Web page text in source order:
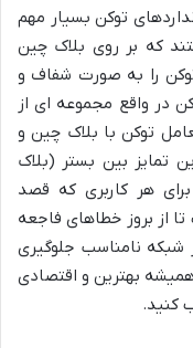
توکن بسیار مهم
که بر روی بلاک چین
را به صورت شفاف و
در واقع مجموعه ای از
توکن با بلاک چین و
تمایز بین بستر (بلاک
هر کاربری که قصد
از بروز خطاهای فاجعه
شبکه نامناسب جلوگیری
بهترین و اقتصادی
کنید.